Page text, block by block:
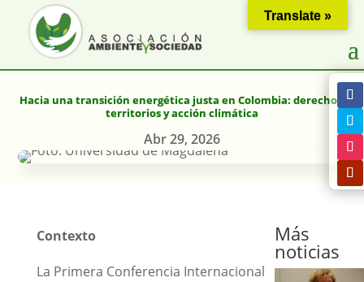
Hacia una transición energética justa en Colombia: derechos,
territorios y acción climática
Abr 29, 2026
Contexto
La Primera Conferencia Internacional
Más
noticias
Translate »